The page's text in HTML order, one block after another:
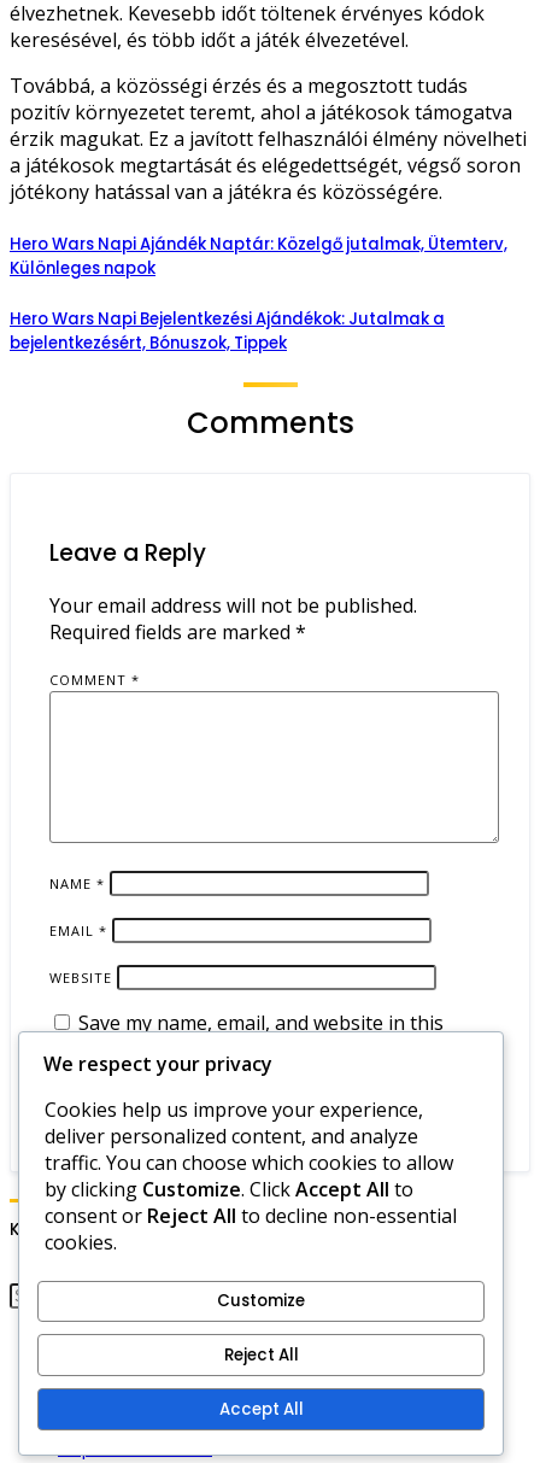
élvezhetnek. Kevesebb időt töltenek érvényes kódok
keresésével, és több időt a játék élvezetével.
Továbbá, a közösségi érzés és a megosztott tudás
pozitív környezetet teremt, ahol a játékosok támogatva
érzik magukat. Ez a javított felhasználói élmény növelheti
a játékosok megtartását és elégedettségét, végső soron
jótékony hatással van a játékra és közösségére.
Hero Wars Napi Ajándék Naptár: Közelgő jutalmak, Ütemterv,
Különleges napok
Hero Wars Napi Bejelentkezési Ajándékok: Jutalmak a
bejelentkezésért, Bónuszok, Tippek
Comments
Leave a Reply
Your email address will not be published.
Required fields are marked *
COMMENT *
NAME *
EMAIL *
WEBSITE
Save my name, email, and website in this
Keresés
Bemutatkozás
Adatvédelmi szabályzat
Szolgáltatási feltételek
We respect your privacy
Cookies help us improve your experience,
deliver personalized content, and analyze
traffic. You can choose which cookies to allow
by clicking Customize. ClickAccept All to
consent or Reject All to decline non-essential
cookies.
Customize
Reject All
Accept All